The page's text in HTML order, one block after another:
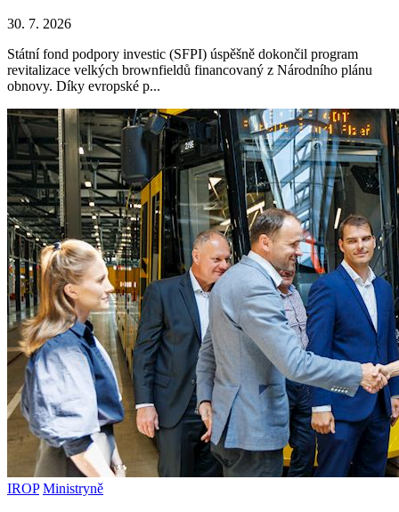
30. 7. 2026
Státní fond podpory investic (SFPI) úspěšně dokončil program
revitalizace velkých brownfieldů financovaný z Národního plánu
obnovy. Díky evropské p...
IROP Ministryně